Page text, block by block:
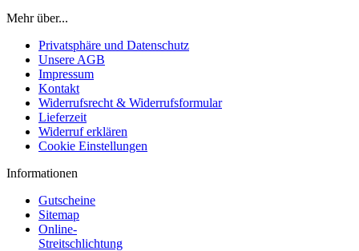
Mehr über...
Privatsphäre und Datenschutz
Unsere AGB
Impressum
Kontakt
Widerrufsrecht & Widerrufsformular
Lieferzeit
Widerruf erklären
Cookie Einstellungen
Informationen
Gutscheine
Sitemap
Online-
Streitschlichtung